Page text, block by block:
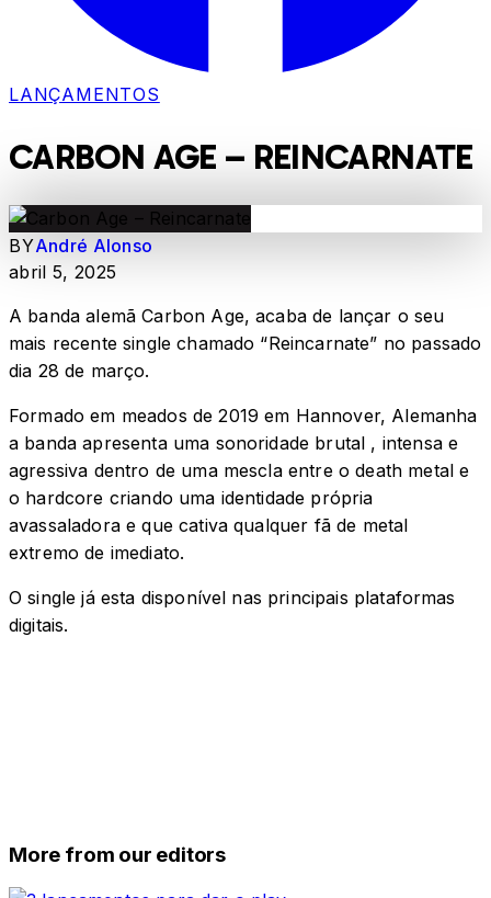
LANÇAMENTOS
CARBON AGE – REINCARNATE
BYAndré Alonso
abril 5, 2025
A banda alemã Carbon Age, acaba de lançar o seu
mais recente single chamado “Reincarnate” no passado
dia 28 de março.
Formado em meados de 2019 em Hannover, Alemanha
a banda apresenta uma sonoridade brutal , intensa e
agressiva dentro de uma mescla entre o death metal e
o hardcore criando uma identidade própria
avassaladora e que cativa qualquer fã de metal
extremo de imediato.
O single já esta disponível nas principais plataformas
digitais.
More from our editors